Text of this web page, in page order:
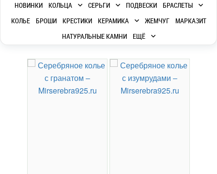
НОВИНКИ КОЛЬЦА СЕРЬГИ ПОДВЕСКИ
БРАСЛЕТЫ
КОЛЬЕ
БРОШИ КРЕСТИКИ КЕРАМИКА ЖЕМЧУГ
МАРКАЗИТ
НАТУРАЛЬНЫЕ КАМНИ
ЕЩЁ